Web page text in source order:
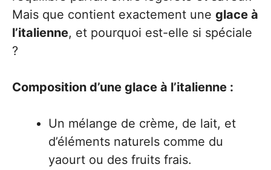
Mais que contient exactement une glace à
l’italienne, et pourquoi est-elle si spéciale
?
Composition d’une glace à l’italienne :
Un mélange de crème, de lait, et
d’éléments naturels comme du
yaourt ou des fruits frais.